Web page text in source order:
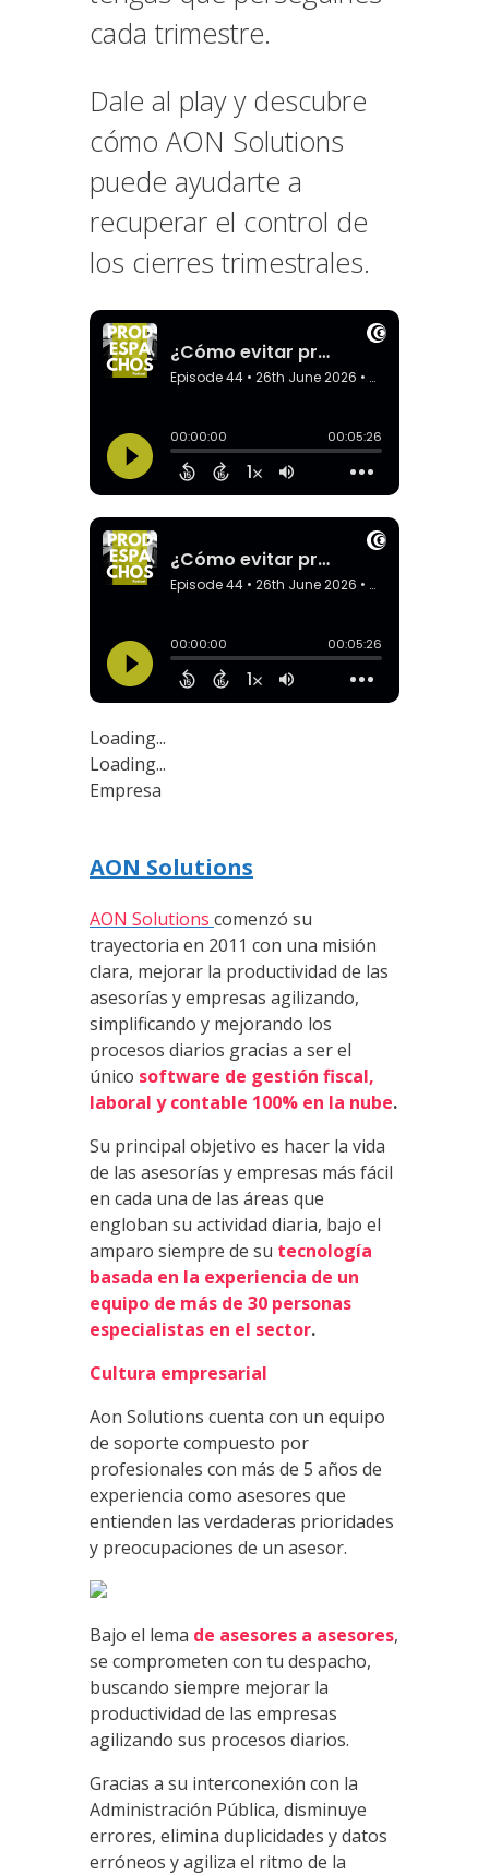
cada trimestre.
Dale al play y descubre
cómo AON Solutions
puede ayudarte a
recuperar el control de
los cierres trimestrales.
Loading...
Loading...
Empresa
AON Solutions
AON Solutions comenzó su
trayectoria en 2011 con una misión
clara, mejorar la productividad de las
asesorías y empresas agilizando,
simplificando y mejorando los
procesos diarios gracias a ser el
único software de gestión fiscal,
laboral y contable 100% en la nube.
Su principal objetivo es hacer la vida
de las asesorías y empresas más fácil
en cada una de las áreas que
engloban su actividad diaria, bajo el
amparo siempre de su tecnología
basada en la experiencia de un
equipo de más de 30 personas
especialistas en el sector.
Cultura empresarial
Aon Solutions cuenta con un equipo
de soporte compuesto por
profesionales con más de 5 años de
experiencia como asesores que
entienden las verdaderas prioridades
y preocupaciones de un asesor.
Bajo el lema de asesores a asesores,
se comprometen con tu despacho,
buscando siempre mejorar la
productividad de las empresas
agilizando sus procesos diarios.
Gracias a su interconexión con la
Administración Pública, disminuye
errores, elimina duplicidades y datos
erróneos y agiliza el ritmo de la